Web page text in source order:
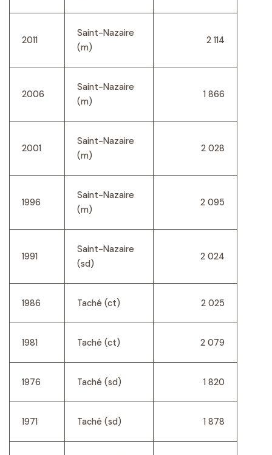
2011
Saint-Nazaire
(m)
2 114
2006
Saint-Nazaire
(m)
1 866
2001
Saint-Nazaire
(m)
2 028
1996
Saint-Nazaire
(m)
2 095
1991
Saint-Nazaire
(sd)
2 024
1986 Taché (ct) 2 025
1981 Taché (ct) 2 079
1976 Taché (sd) 1 820
1971 Taché (sd) 1 878